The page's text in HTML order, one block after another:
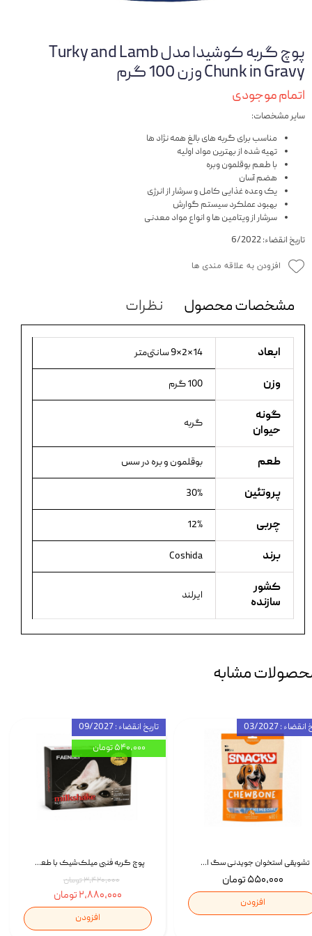
پوچ گربه کوشیدا مدل Turky and Lamb
Chunk in Gravy وزن 100 گرم
اتمام موجودی
سایر مشخصات:
مناسب برای گربه های بالغ همه نژاد ها
تهیه شده از بهترین مواد اولیه
با طعم بوقلمون وبره
هضم آسان
یک وعده غذایی کامل و سرشار از انرژی
بهبود عملکرد سیستم گوارش
سرشار از ویتامین ها و انواع مواد معدنی
تاریخ انقضاء: 6/2022
افزودن به علاقه مندی ها
مشخصات محصول نظرات
ابعاد 14×2×9 سانتی‌متر
وزن 100 گرم
گونه
حیوان
گربه
طعم بوقلمون و بره در سس
پروتئین 30%
چربی 12%
برند Coshida
کشور
سازنده
ایرلند
مشابه
پوچ گربه فنبی میلک‌شیک با طعم مرغ Faenbei Cat Milk Shake Pouch بسته 12 عددی
۳,۴۲۰,۰۰۰ تومان
۲,۸۸۰,۰۰۰ تومان
افزودن
تاریخ انقضاء : 09/2027
۵۴۰,۰۰۰ تومان
تشویقی استخوان جویدنی سگ اسنکی کرانچی با طعم مرغ Snacky Crunchy Munchy وزن 100 گرم
۵۵۰,۰۰۰ تومان
افزودن
: 03/2027